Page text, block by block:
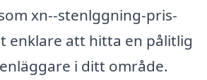
xn--stenlggning-pris-
enklare att hitta en pålitlig
i ditt område.